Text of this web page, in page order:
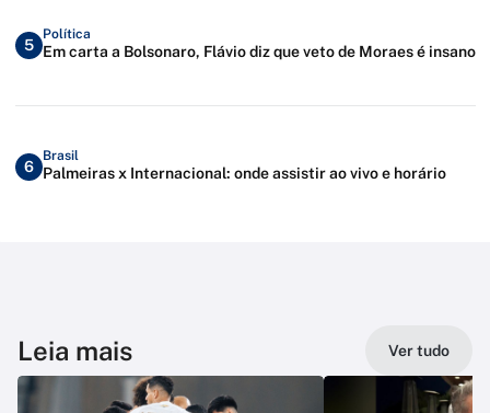
5
Política
Em carta a Bolsonaro, Flávio diz que veto de Moraes é insano
6
Brasil
Palmeiras x Internacional: onde assistir ao vivo e horário
Leia mais Ver tudo